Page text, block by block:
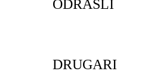
ODRASLI
DRUGARI